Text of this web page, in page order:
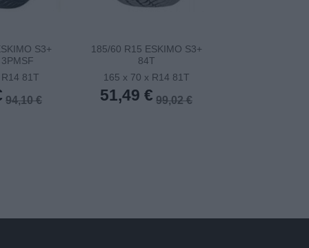
S3+
81T
94,10 €
185/60 R15 ESKIMO S3+
84T
165 x 70 x R14 81T
51,49 € 99,02 €